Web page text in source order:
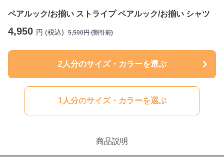
ペアルック/お揃い ストライプ ペアルック/お揃い シャツ
4,950 円 (税込) 5,500円 (割引前)
2人分のサイズ・カラーを選ぶ
1人分のサイズ・カラーを選ぶ
商品説明